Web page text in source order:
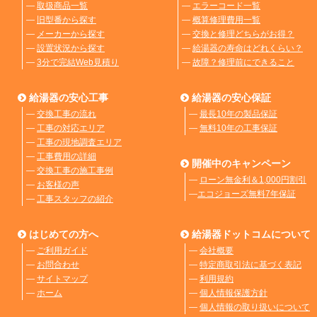
― 取扱商品一覧
― 旧型番から探す
― メーカーから探す
― 設置状況から探す
― 3分で完結Web見積り
― エラーコード一覧
― 概算修理費用一覧
― 交換と修理どちらがお得？
― 給湯器の寿命はどれくらい？
― 故障？修理前にできること
給湯器の安心工事
― 交換工事の流れ
― 工事の対応エリア
― 工事の現地調査エリア
― 工事費用の詳細
― 交換工事の施工事例
― お客様の声
― 工事スタッフの紹介
給湯器の安心保証
― 最長10年の製品保証
― 無料10年の工事保証
開催中のキャンペーン
― ローン無金利＆1,000円割引
―エコジョーズ無料7年保証
はじめての方へ
― ご利用ガイド
― お問合わせ
― サイトマップ
― ホーム
給湯器ドットコムについて
― 会社概要
― 特定商取引法に基づく表記
― 利用規約
― 個人情報保護方針
― 個人情報の取り扱いについて